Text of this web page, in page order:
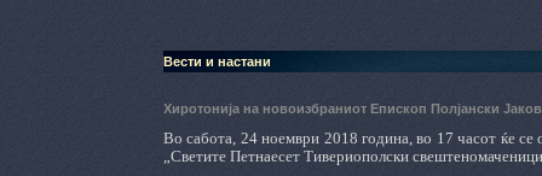
Вести и настани
Хиротонија на новоизбраниот Епископ Полјански
Во сабота, 24 ноември 2018 година, во 17 часот ќе
„Светите Петнаесет Тивериополски